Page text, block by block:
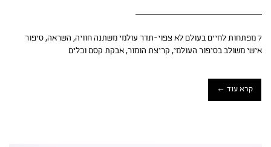
7 מפתחות לחיים בעולם לא צפוי-תדר עולמי משתנה חוויה, השראה, סיפור
אישי משולב בסיפור העולמי, קריצת הומור, אבקת קסם וכלים
קרא עוד ←